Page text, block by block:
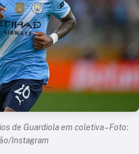
de Guardiola em coletiva – Foto:
Instagram